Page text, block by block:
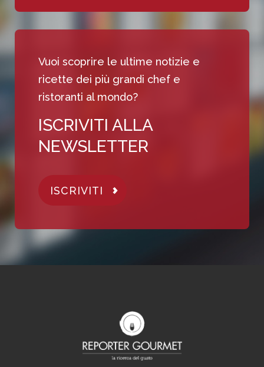
Vuoi scoprire le ultime notizie e
ricette dei più grandi chef e
ristoranti al mondo?
ISCRIVITI ALLA
NEWSLETTER
ISCRIVITI